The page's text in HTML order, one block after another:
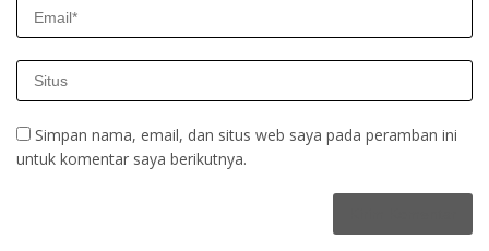
Simpan nama, email, dan situs web saya pada peramban ini
untuk komentar saya berikutnya.